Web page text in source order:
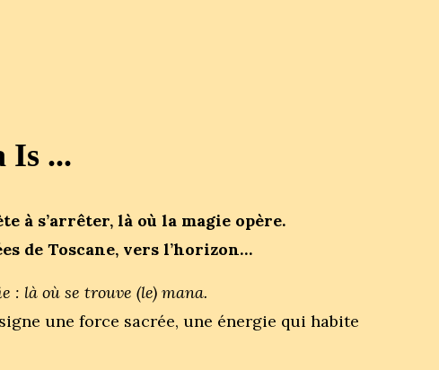
Is ...
à s’arrêter, là où la magie opère.
de Toscane, vers l’horizon…
: là où se trouve (le) mana.
une force sacrée, une énergie qui habite